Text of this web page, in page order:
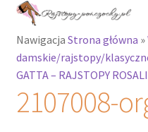
Przejdź
nawigacji
Przejdź
treści
Rajstopy
Rozwiń
menu
potomne
Nawigacja Strona główna »
damskie/rajstopy/
GATTA – RAJSTOPY
2107008-